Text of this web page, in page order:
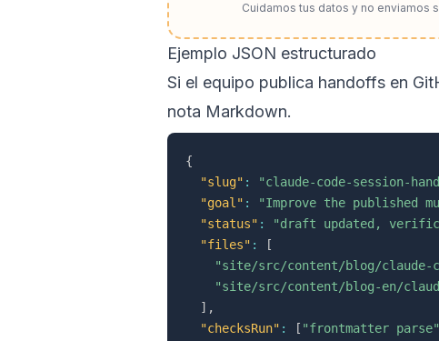
Cuidamos tus datos y no enviamos
Ejemplo JSON estructurado
Si el equipo publica handoffs en
nota Markdown.
{
"slug" : "claude-code-session-
"goal" : "Improve the published
"status" : "draft updated,
"files" :
[
"site/src/content/blog/claude-
"site/src/content/blog-en/
] ,
"checksRun" : [ "frontmatter parse"